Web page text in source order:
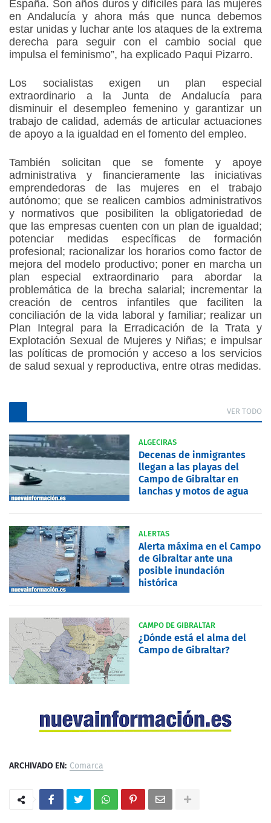
España. Son años duros y difíciles para las mujeres
en Andalucía y ahora más que nunca debemos
estar unidas y luchar ante los ataques de la extrema
derecha para seguir con el cambio social que
impulsa el feminismo”, ha explicado Paqui Pizarro.
Los socialistas exigen un plan especial
extraordinario a la Junta de Andalucía para
disminuir el desempleo femenino y garantizar un
trabajo de calidad, además de articular actuaciones
de apoyo a la igualdad en el fomento del empleo.
También solicitan que se fomente y apoye
administrativa y financieramente las iniciativas
emprendedoras de las mujeres en el trabajo
autónomo; que se realicen cambios administrativos
y normativos que posibiliten la obligatoriedad de
que las empresas cuenten con un plan de igualdad;
potenciar medidas específicas de formación
profesional; racionalizar los horarios como factor de
mejora del modelo productivo; poner en marcha un
plan especial extraordinario para abordar la
problemática de la brecha salarial; incrementar la
creación de centros infantiles que faciliten la
conciliación de la vida laboral y familiar; realizar un
Plan Integral para la Erradicación de la Trata y
Explotación Sexual de Mujeres y Niñas; e impulsar
las políticas de promoción y acceso a los servicios
de salud sexual y reproductiva, entre otras medidas.
VER TODO
ALGECIRAS
Decenas de inmigrantes
llegan a las playas del
Campo de Gibraltar en
lanchas y motos de agua
ALERTAS
Alerta máxima en el Campo
de Gibraltar ante una
posible inundación
histórica
CAMPO DE GIBRALTAR
¿Dónde está el alma del
Campo de Gibraltar?
ARCHIVADO EN: Comarca